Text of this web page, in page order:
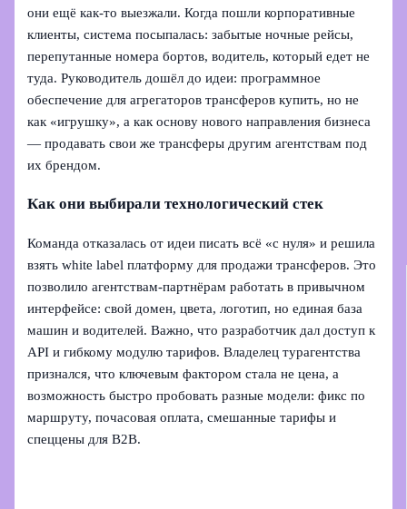
они ещё как‑то выезжали. Когда пошли корпоративные
клиенты, система посыпалась: забытые ночные рейсы,
перепутанные номера бортов, водитель, который едет не
туда. Руководитель дошёл до идеи: программное
обеспечение для агрегаторов трансферов купить, но не
как «игрушку», а как основу нового направления бизнеса
— продавать свои же трансферы другим агентствам под
их брендом.
Как они выбирали технологический стек
Команда отказалась от идеи писать всё «с нуля» и решила
взять white label платформу для продажи трансферов. Это
позволило агентствам‑партнёрам работать в привычном
интерфейсе: свой домен, цвета, логотип, но единая база
машин и водителей. Важно, что разработчик дал доступ к
API и гибкому модулю тарифов. Владелец турагентства
признался, что ключевым фактором стала не цена, а
возможность быстро пробовать разные модели: фикс по
маршруту, почасовая оплата, смешанные тарифы и
спеццены для B2B.